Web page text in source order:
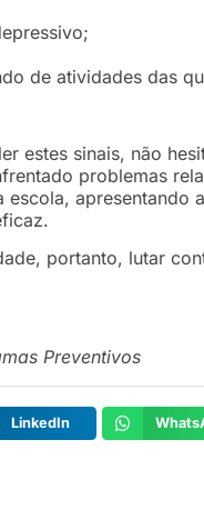
de atividades das
estes sinais, não
problemas
apresentando
portanto, lutar
Preventivos
LinkedIn